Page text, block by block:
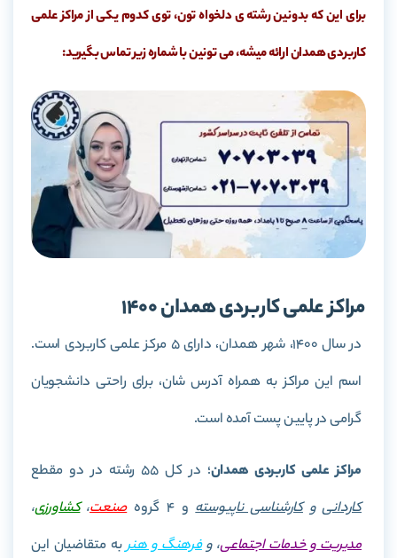
برای این که بدونین رشته ی دلخواه تون، توی کدوم یکی از مراکز علمی
کاربردی همدان ارائه میشه، می تونین با شماره زیر تماس بگیرید:
مراکز علمی کاربردی همدان 1400
در سال 1400، شهر همدان، دارای 5 مرکز علمی کاربردی است.
اسم این مراکز به همراه آدرس شان، برای راحتی دانشجویان
گرامی در پایین پست آمده است.
مراکز علمی کاربردی همدان؛ در کل 55 رشته در دو مقطع
کاردانیوکارشناسی ناپیوستهو 4 گروه صنعت،کشاورزی،
مدیریت و خدمات اجتماعی، وفرهنگ و هنربه متقاضیان این